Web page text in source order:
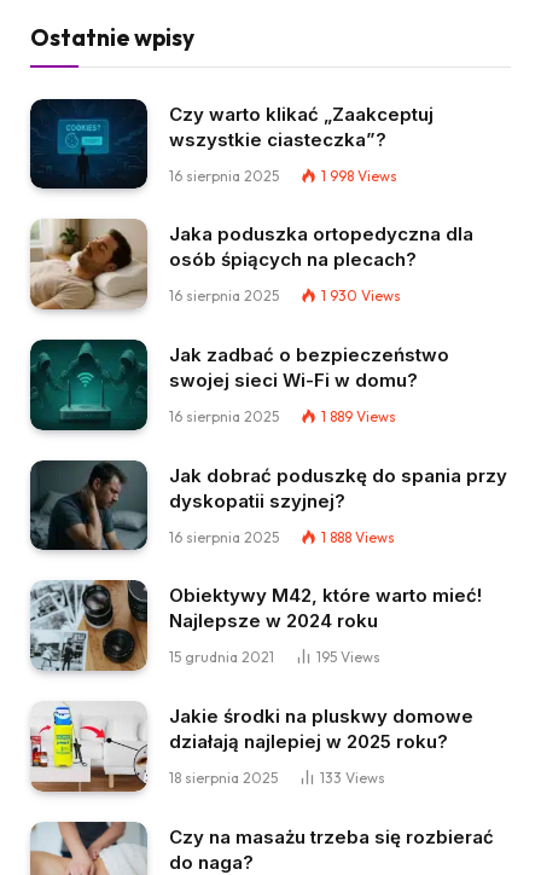
Ostatnie wpisy
Czy warto klikać „Zaakceptuj
wszystkie ciasteczka”?
16 sierpnia 2025 1 998 Views
Jaka poduszka ortopedyczna dla
osób śpiących na plecach?
16 sierpnia 2025 1 930 Views
Jak zadbać o bezpieczeństwo
swojej sieci Wi-Fi w domu?
16 sierpnia 2025 1 889 Views
Jak dobrać poduszkę do spania przy
dyskopatii szyjnej?
16 sierpnia 2025 1 888 Views
Obiektywy M42, które warto mieć!
Najlepsze w 2024 roku
15 grudnia 2021 195 Views
Jakie środki na pluskwy domowe
działają najlepiej w 2025 roku?
18 sierpnia 2025 133 Views
Czy na masażu trzeba się rozbierać
do naga?